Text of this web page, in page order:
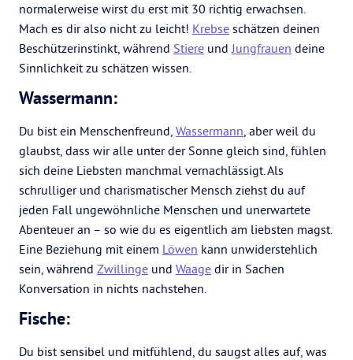
normalerweise wirst du erst mit 30 richtig erwachsen.
Mach es dir also nicht zu leicht! Krebse schätzen deinen
Beschützerinstinkt, während Stiere undJungfrauen deine
Sinnlichkeit zu schätzen wissen.
Wassermann:
Du bist ein Menschenfreund, Wassermann, aber weil du
glaubst, dass wir alle unter der Sonne gleich sind, fühlen
sich deine Liebsten manchmal vernachlässigt. Als
schrulliger und charismatischer Mensch ziehst du auf
jeden Fall ungewöhnliche Menschen und unerwartete
Abenteuer an – so wie du es eigentlich am liebsten magst.
Eine Beziehung mit einem Löwen kann unwiderstehlich
sein, während Zwillinge und Waage dir in Sachen
Konversation in nichts nachstehen.
Fische:
Du bist sensibel und mitfühlend, du saugst alles auf, was